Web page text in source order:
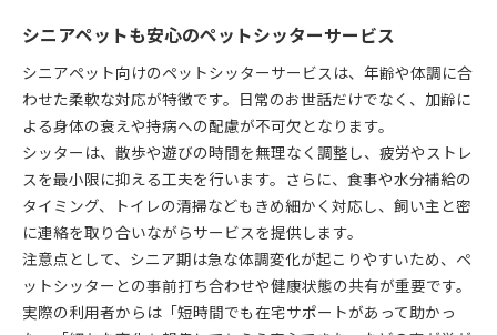
シニアペットも安心のペットシッターサービス
シニアペット向けのペットシッターサービスは、年齢や体調に合
わせた柔軟な対応が特徴です。日常のお世話だけでなく、加齢に
よる身体の衰えや持病への配慮が不可欠となります。
シッターは、散歩や遊びの時間を無理なく調整し、疲労やストレ
スを最小限に抑える工夫を行います。さらに、食事や水分補給の
タイミング、トイレの清掃などもきめ細かく対応し、飼い主と密
に連絡を取り合いながらサービスを提供します。
注意点として、シニア期は急な体調変化が起こりやすいため、ペ
ットシッターとの事前打ち合わせや健康状態の共有が重要です。
実際の利用者からは「短時間でも在宅サポートがあって助かっ